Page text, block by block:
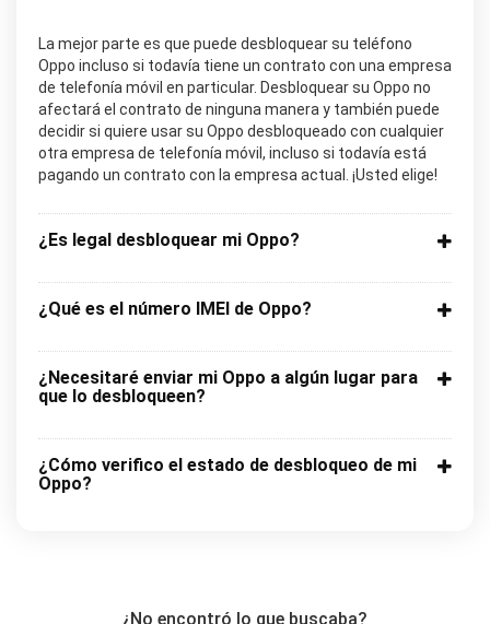
La mejor parte es que puede desbloquear su teléfono
Oppo incluso si todavía tiene un contrato con una empresa
de telefonía móvil en particular. Desbloquear su Oppo no
afectará el contrato de ninguna manera y también puede
decidir si quiere usar su Oppo desbloqueado con cualquier
otra empresa de telefonía móvil, incluso si todavía está
pagando un contrato con la empresa actual. ¡Usted elige!
¿Es legal desbloquear mi Oppo?
¿Qué es el número IMEI de Oppo?
¿Necesitaré enviar mi Oppo a algún lugar para
que lo desbloqueen?
¿Cómo verifico el estado de desbloqueo de mi
Oppo?
¿No encontró lo que buscaba?